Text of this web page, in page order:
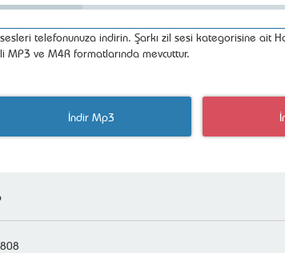
telefonunuza indirin. Şarkı zil sesi kategorisine ait
MP3 ve M4R formatlarında mevcuttur.
İndir Mp3
808